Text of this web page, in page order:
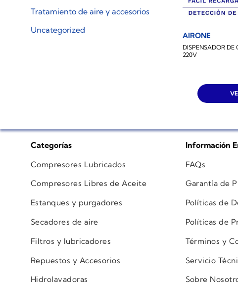
Tratamiento de aire y accesorios
Uncategorized
AIRONE
DISPENSADOR DE
220V
Categorías
Compresores Lubricados
Compresores Libres de Aceite
Estanques y purgadores
Secadores de aire
Filtros y lubricadores
Repuestos y Accesorios
Hidrolavadoras
Información
FAQs
Garantía de
Políticas de
Políticas de
Términos y
Servicio
Sobre